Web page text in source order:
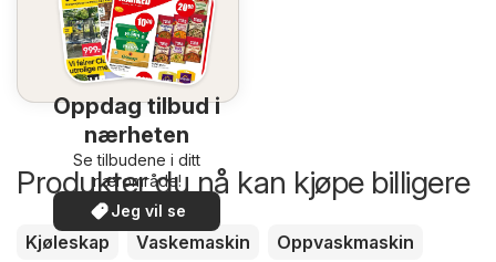
Oppdag tilbud i
nærheten
Se tilbudene i ditt
nærområde!
Jeg vil se
Produkter du nå kan kjøpe billigere
Kjøleskap Vaskemaskin
Oppvaskmaskin